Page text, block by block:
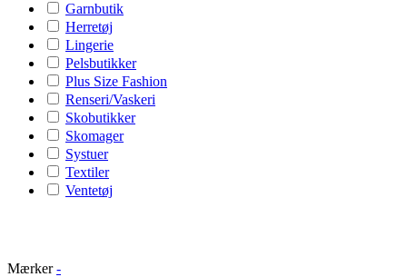
Garnbutik
Herretøj
Lingerie
Pelsbutikker
Plus Size Fashion
Renseri/Vaskeri
Skobutikker
Skomager
Systuer
Textiler
Ventetøj
Mærker -